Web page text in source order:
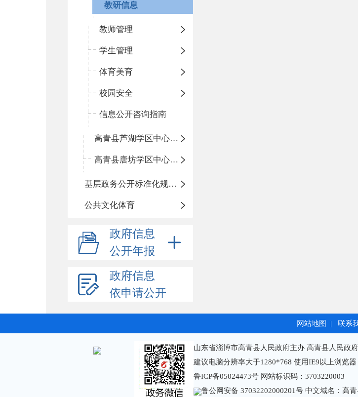
教研信息
教师管理
学生管理
体育美育
校园安全
信息公开咨询指南
高青县芦湖学区中心小学
高青县唐坊学区中心小学
基层政务公开标准化规范化
公共文化体育
政府信息
公开年报
政府信息
依申请公开
网站地图 | 联系
山东省淄博市高青县人民政府主办 高青县人民政
建议电脑分辨率大于1280*768 使用IE9以上浏览
鲁ICP备05024473号 网站标识码：3703220003
鲁公网安备 37032202000201号 中文域名：高